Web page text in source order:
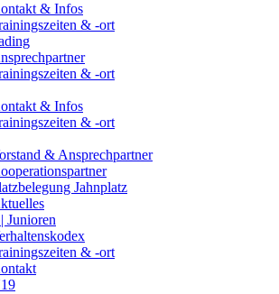
& Infos
& -ort
& -ort
& Infos
& -ort
& Ansprechpartner
Jahnplatz
Junioren
& -ort